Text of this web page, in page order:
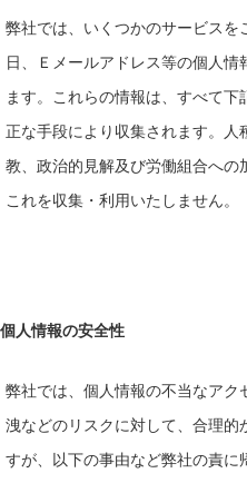
弊社では、いくつかのサービスを
日、Ｅメールアドレス等の個人
ます。これらの情報は、すべて
正な手段により収集されます。
教、政治的見解及び労働組合への
これを収集・利用いたしません。
個人情報の安全性
弊社では、個人情報の不当なア
洩などのリスクに対して、合理的
すが、以下の事由など弊社の責に